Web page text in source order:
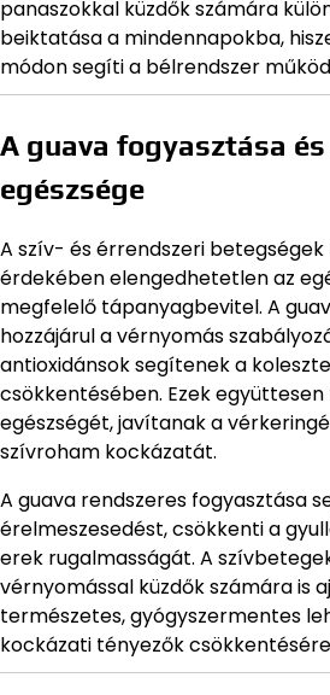
panaszokkal küzdők számára
beiktatása a mindennapokba,
módon segíti a bélrendszer
A guava fogyasztása
egészsége
A szív- és érrendszeri
érdekében elengedhetetlen az
megfelelő tápanyagbevitel. A
hozzájárul a vérnyomás
antioxidánsok segítenek a
csökkentésében. Ezek
egészségét, javítanak a
szívroham kockázatát.
A guava rendszeres fogyasztása
érelmeszesedést, csökkenti a
erek rugalmasságát. A
vérnyomással küzdők számára is
természetes, gyógyszermentes
kockázati tényezők